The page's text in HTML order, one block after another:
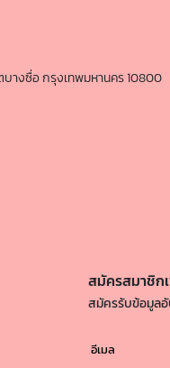
บางซื่อ กรุงเทพมหานคร 10800
สมัครสมาชิก
สมัครรับข้อมูลอั